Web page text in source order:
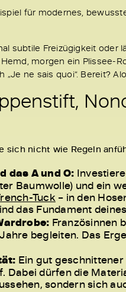
für modernes,
subtile Freizügigkeit
morgen ein Plissee-
ne sais quoi“. Bereit?
sich nicht wie Regeln
das A und O:
Baumwolle) und ein
Tuck– in den
das Fundament
Französinnen
begleiten. Das
Ein gut
Dabei dürfen die
sondern sich